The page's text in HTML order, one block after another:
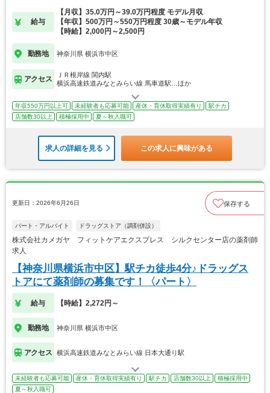
給与
【月収】35.0万円～39.0万円程度 モデル月収
【年収】500万円～550万円程度 30歳～モデル年収
【時給】2,000円～2,500円
勤務地 神奈川県 横浜市中区
アクセス
ＪＲ根岸線 関内駅
横浜高速鉄道みなとみらい線 馬車道駅…ほか
年収550万円以上可 未経験者も応募可能 産休・育休取得実績有り
駅チカ
店舗数30以上
積極採用中 夏～秋入職可
求人の詳細を見る この求人に興味がある
更新日：2026年6月26日 保存する
パート・アルバイト ドラッグストア（調剤併設）
株式会社カメガヤ フィットケアエクスプレス シルクセンター店の薬剤師
求人
【神奈川県横浜市中区】駅チカ徒歩4分♪ドラッグス
トアにて薬剤師の募集です！〈パート〉
給与 【時給】2,272円～
勤務地 神奈川県 横浜市中区
アクセス 横浜高速鉄道みなとみらい線 日本大通り駅
未経験者も応募可能 産休・育休取得実績有り 駅チカ 店舗数30以上
積極採用中
夏～秋入職可